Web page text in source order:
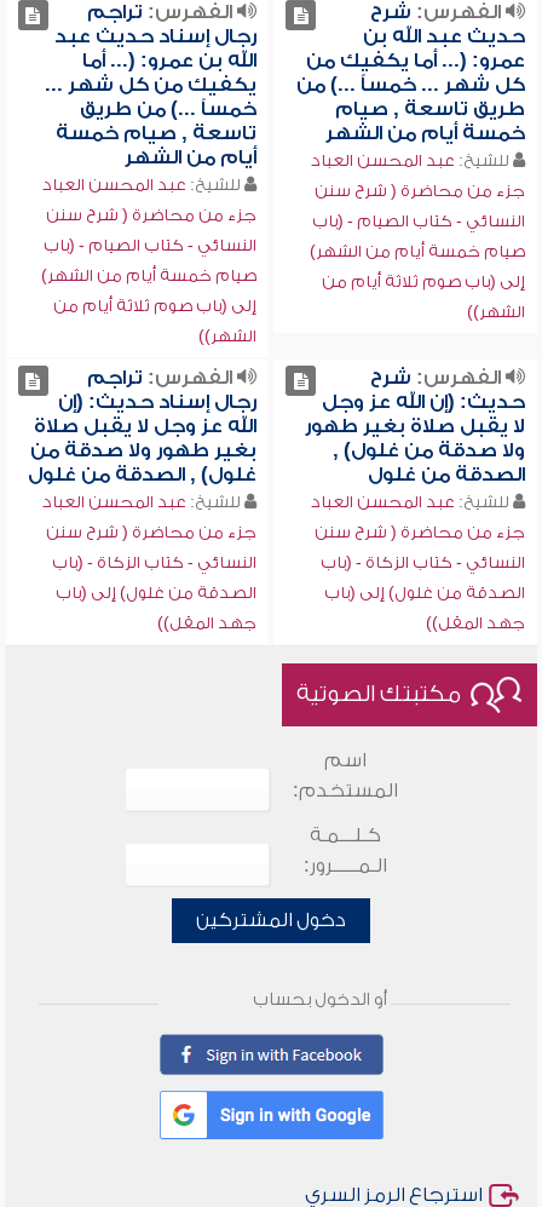
الفهرس: شرح
حديث عبد الله بن
عمرو: (... أما يكفيك من
كل شهر ... خمساً ...) من
طريق تاسعة , صيام
خمسة أيام من الشهر
للشيخ: عبد المحسن العباد
جزء من محاضرة ( شرح سنن
النسائي - كتاب الصيام - (باب
صيام خمسة أيام من الشهر)
إلى (باب صوم ثلاثة أيام من
الشهر))
الفهرس: تراجم
رجال إسناد حديث عبد
الله بن عمرو: (... أما
يكفيك من كل شهر ...
خمساً ...) من طريق
تاسعة , صيام خمسة
أيام من الشهر
للشيخ: عبد المحسن العباد
جزء من محاضرة ( شرح سنن
النسائي - كتاب الصيام - (باب
صيام خمسة أيام من الشهر)
إلى (باب صوم ثلاثة أيام من
الشهر))
الفهرس: شرح
حديث: (إن الله عز وجل
لا يقبل صلاة بغير طهور
ولا صدقة من غلول) ,
الصدقة من غلول
للشيخ: عبد المحسن العباد
جزء من محاضرة ( شرح سنن
النسائي - كتاب الزكاة - (باب
الصدقة من غلول) إلى (باب
جهد المقل))
الفهرس: تراجم
رجال إسناد حديث: (إن
الله عز وجل لا يقبل صلاة
بغير طهور ولا صدقة من
غلول) , الصدقة من غلول
للشيخ: عبد المحسن العباد
جزء من محاضرة ( شرح سنن
النسائي - كتاب الزكاة - (باب
الصدقة من غلول) إلى (باب
جهد المقل))
مكتبتك الصوتية
اسم
المستخدم:
كـلـــمـة
الـمـــــرور:
دخول المشتركين
أو الدخول بحساب
استرجاع الرمز السري